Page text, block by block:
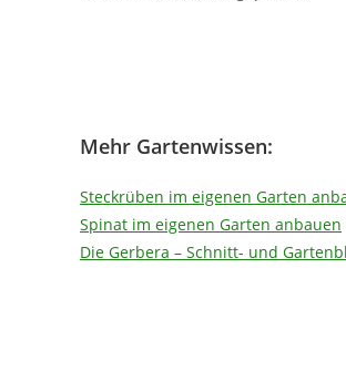
Mehr Gartenwissen:
Steckrüben im eigenen Garten
Spinat im eigenen Garten anbauen
Die Gerbera – Schnitt- und